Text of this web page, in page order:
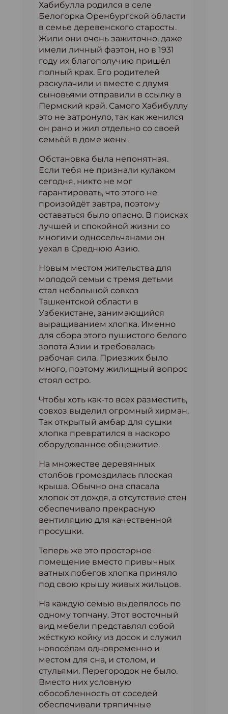
Хабибулла родился в селе
Белогорка Оренбургской области
в семье деревенского старосты.
Жили они очень зажиточно, даже
имели личный фаэтон, но в 1931
году их благополучию пришёл
полный крах. Его родителей
раскулачили и вместе с двумя
сыновьями отправили в ссылку в
Пермский край. Самого Хабибуллу
это не затронуло, так как женился
он рано и жил отдельно со своей
семьёй в доме жены.
Обстановка была непонятная.
Если тебя не признали кулаком
сегодня, никто не мог
гарантировать, что этого не
произойдёт завтра, поэтому
оставаться было опасно. В поисках
лучшей и спокойной жизни со
многими односельчанами он
уехал в Среднюю Азию.
Новым местом жительства для
молодой семьи с тремя детьми
стал небольшой совхоз
Ташкентской области в
Узбекистане, занимающийся
выращиванием хлопка. Именно
для сбора этого пушистого белого
золота Азии и требовалась
рабочая сила. Приезжих было
много, поэтому жилищный вопрос
стоял остро.
Чтобы хоть как-то всех разместить,
совхоз выделил огромный хирман.
Так открытый амбар для сушки
хлопка превратился в наскоро
оборудованное общежитие.
На множестве деревянных
столбов громоздилась плоская
крыша. Обычно она спасала
хлопок от дождя, а отсутствие стен
обеспечивало прекрасную
вентиляцию для качественной
просушки.
Теперь же это просторное
помещение вместо привычных
ватных побегов хлопка приняло
под свою крышу живых жильцов.
На каждую семью выделялось по
одному топчану. Этот восточный
вид мебели представлял собой
жёсткую койку из досок и служил
новосёлам одновременно и
местом для сна, и столом, и
стульями. Перегородок не было.
Вместо них условную
обособленность от соседей
обеспечивали тряпичные